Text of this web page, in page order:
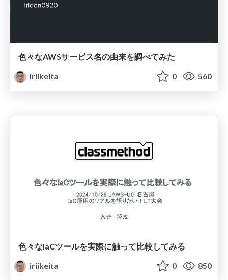
色々なAWSサービス名の由来を調べてみた
iriikeita
0 560
色々なIaCツールを実際に触って比較してみる
iriikeita
0 850